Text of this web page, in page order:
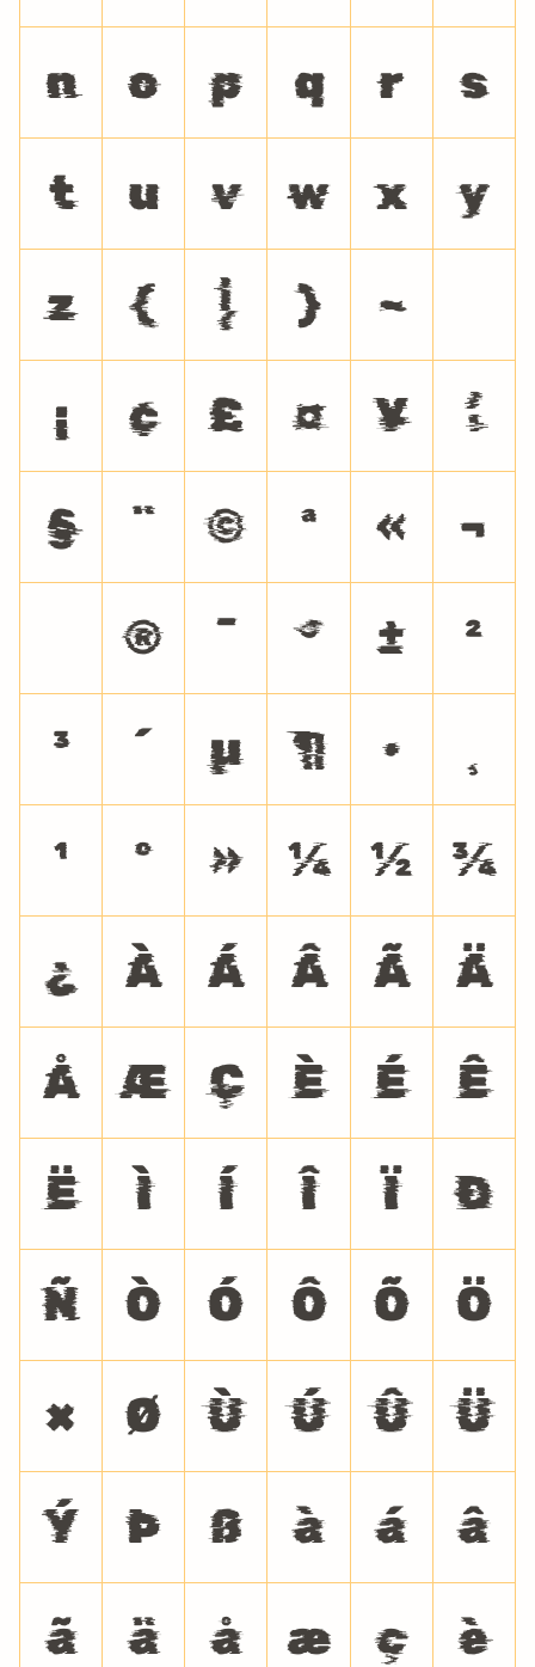
n
o p q r
s
t
u v w x
y
z
{ | }
~
¡
¢ £ ¤ ¥
¦
§
¨ © ª «
¬
®
¯ ° ±
²
³
´ µ ¶ ·
¸
¹
º » ¼ ½
¾
¿
À Á Â Ã
Ä
Å
Æ Ç È É
Ê
Ë
Ì Í Î Ï
Ð
Ñ
Ò Ó Ô Õ
Ö
×
Ø Ù Ú Û
Ü
Ý
Þ ß à á
â
ã
ä å æ ç
è